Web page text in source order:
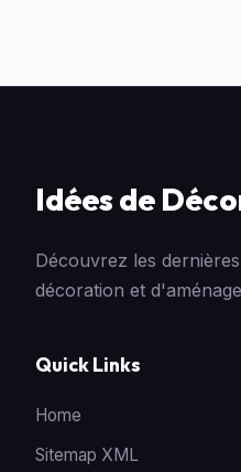
Idées de
Découvrez les
décoration et
Quick Links
Home
Sitemap XML